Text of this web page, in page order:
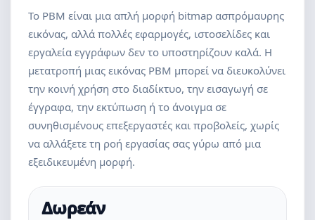
Το PBM είναι μια απλή μορφή bitmap ασπρόμαυρης
εικόνας, αλλά πολλές εφαρμογές, ιστοσελίδες και
εργαλεία εγγράφων δεν το υποστηρίζουν καλά. Η
μετατροπή μιας εικόνας PBM μπορεί να διευκολύνει
την κοινή χρήση στο διαδίκτυο, την εισαγωγή σε
έγγραφα, την εκτύπωση ή το άνοιγμα σε
συνηθισμένους επεξεργαστές και προβολείς, χωρίς
να αλλάξετε τη ροή εργασίας σας γύρω από μια
εξειδικευμένη μορφή.
Δωρεάν